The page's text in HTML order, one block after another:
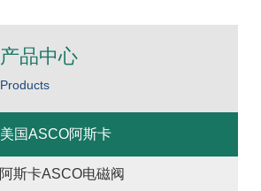
产品中心
Products
美国ASCO阿斯卡
阿斯卡ASCO电磁阀